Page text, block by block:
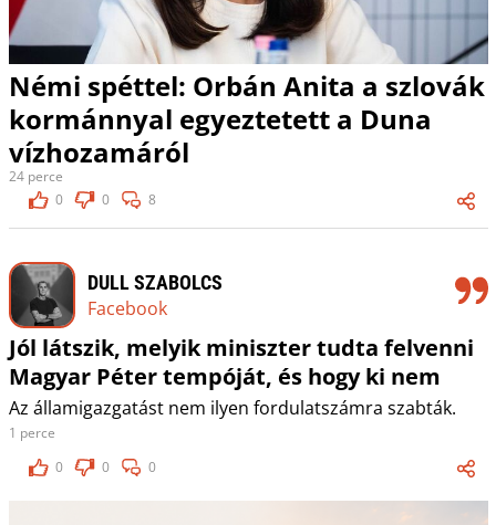
Némi spéttel: Orbán Anita a szlovák
kormánnyal egyeztetett a Duna
vízhozamáról
24 perce
0
0 8
DULL SZABOLCS
Facebook
Jól látszik, melyik miniszter tudta felvenni
Magyar Péter tempóját, és hogy ki nem
Az államigazgatást nem ilyen fordulatszámra szabták.
1 perce
0
0 0